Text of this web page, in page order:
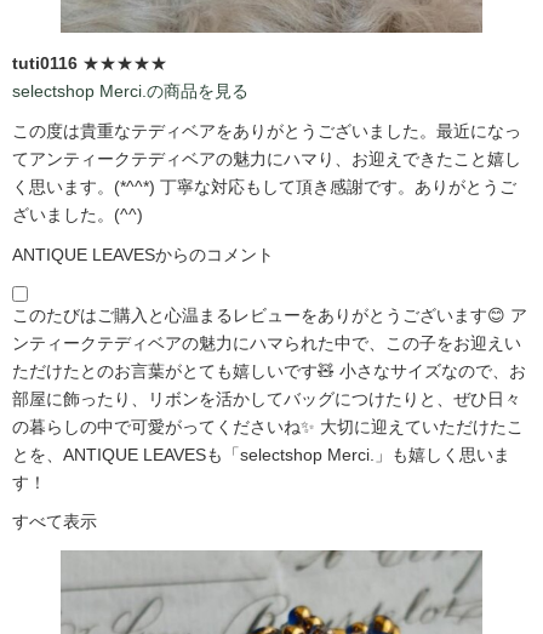
tuti0116 ★★★★★
selectshop Merci.の商品を見る
この度は貴重なテディベアをありがとうございました。最近になっ
てアンティークテディベアの魅力にハマり、お迎えできたこと嬉し
く思います。(*^^*) 丁寧な対応もして頂き感謝です。ありがとうご
ざいました。(^^)
ANTIQUE LEAVESからのコメント
このたびはご購入と心温まるレビューをありがとうございます😊 ア
ンティークテディベアの魅力にハマられた中で、この子をお迎えい
ただけたとのお言葉がとても嬉しいです🧸 小さなサイズなので、お
部屋に飾ったり、リボンを活かしてバッグにつけたりと、ぜひ日々
の暮らしの中で可愛がってくださいね✨ 大切に迎えていただけたこ
とを、ANTIQUE LEAVESも「selectshop Merci.」も嬉しく思いま
す！
すべて表示